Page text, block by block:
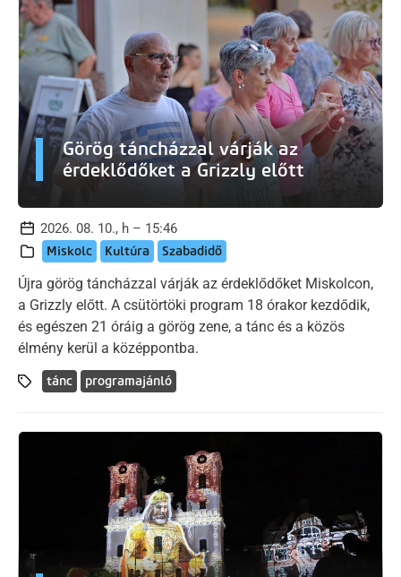
Görög táncházzal várják az
érdeklődőket a Grizzly előtt
2026. 08. 10., h – 15:46
Miskolc Kultúra Szabadidő
Újra görög táncházzal várják az érdeklődőket Miskolcon,
a Grizzly előtt. A csütörtöki program 18 órakor kezdődik,
és egészen 21 óráig a görög zene, a tánc és a közös
élmény kerül a középpontba.
tánc programajánló